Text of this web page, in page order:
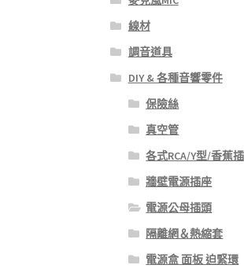
線材
調音道具
DIY & 各種音響零件
保險絲
真空管
各式RCA/Y型/香蕉
牆壁電源插座
電源公母插頭
隔離網＆熱縮套
電源盒 面板 迫緊環